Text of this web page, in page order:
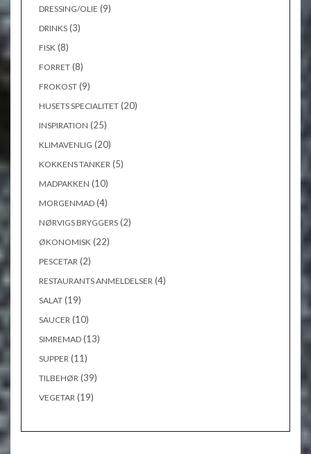
DRESSING/OLIE (9)
DRINKS (3)
FISK (8)
FORRET (8)
FROKOST (9)
HUSETS SPECIALITET (20)
INSPIRATION (25)
KLIMAVENLIG (20)
KOKKENS TANKER (5)
MADPAKKEN (10)
MORGENMAD (4)
NØRVIGS BRYGGERS (2)
ØKONOMISK (22)
PESCETAR (2)
RESTAURANTS ANMELDELSER (4)
SALAT (19)
SAUCER (10)
SIMREMAD (13)
SUPPER (11)
TILBEHØR (39)
VEGETAR (19)